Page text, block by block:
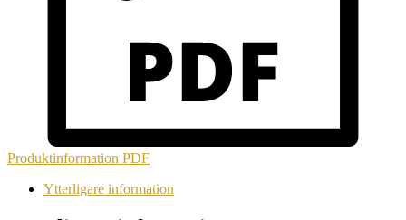
Produktinformation PDF
Ytterligare information